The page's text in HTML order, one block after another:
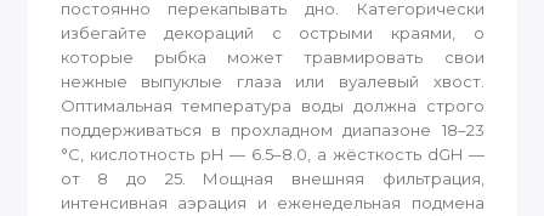
постоянно перекапывать дно. Категорически
избегайте декораций с острыми краями, о
которые рыбка может травмировать свои
нежные выпуклые глаза или вуалевый хвост.
Оптимальная температура воды должна строго
поддерживаться в прохладном диапазоне 18–23
°C, кислотность pH — 6.5–8.0, а жёсткость dGH —
от 8 до 25. Мощная внешняя фильтрация,
интенсивная аэрация и еженедельная подмена